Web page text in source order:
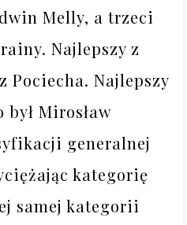
Melly, a trzeci
Najlepszy z
Pociecha. Najlepszy
był Mirosław
generalnej
kategorię
samej kategorii